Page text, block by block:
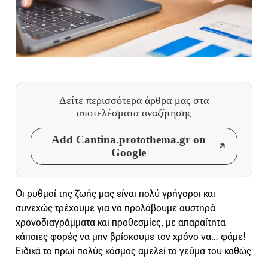
Δείτε περισσότερα άρθρα μας στα
αποτελέσματα αναζήτησης
Add Cantina.protothema.gr on
Google
Οι ρυθμοί της ζωής μας είναι πολύ γρήγοροι και
συνεχώς τρέχουμε για να προλάβουμε αυστηρά
χρονοδιαγράμματα και προθεσμίες, με απαραίτητα
κάποιες φορές να μην βρίσκουμε τον χρόνο να… φάμε!
Ειδικά το πρωί πολύς κόσμος αμελεί το γεύμα του καθώς